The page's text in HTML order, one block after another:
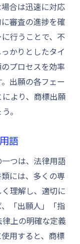
合は迅速に対応
審査の進捗を確
行うことで、不
かりとしたタイ
プロセスを効率
出願の各フェー
より、商標出願
。
語
つは、法律用語
には、多くの専
理解し、適切に
「出願人」「指
上の明確な定義
用すると、商標